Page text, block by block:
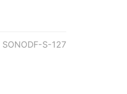
SONODF-S-127